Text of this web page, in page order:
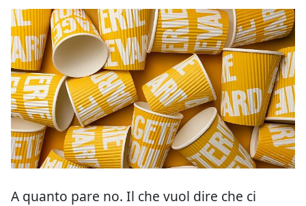
A quanto pare no. Il che vuol dire che ci